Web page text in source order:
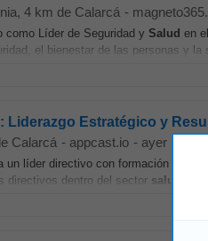
, 4 km de Calarcá -
como Líder de Seguridad y Salud en
el bienestar de las personas y la
Liderazgo Estratégico y
Calarcá - appcast.io - ayer
un líder directivo con formación en
directivos dentro del sector salud